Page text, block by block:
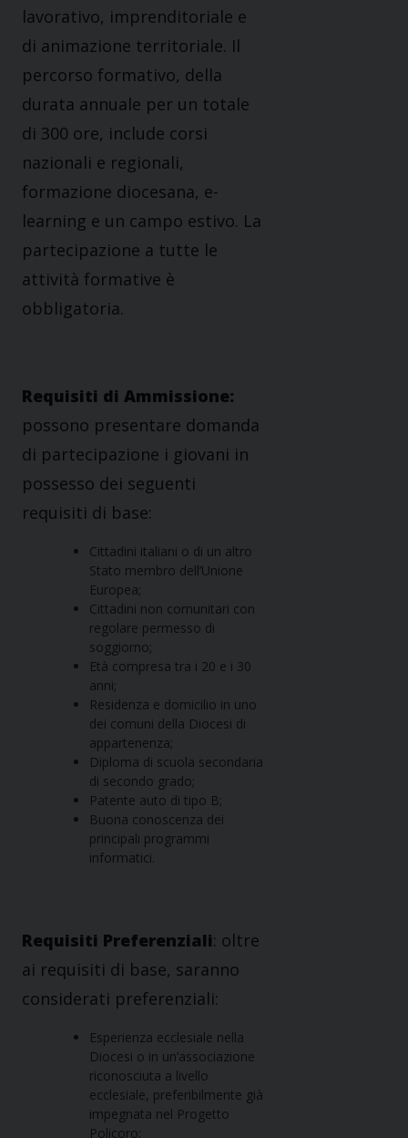
lavorativo, imprenditoriale e
di animazione territoriale. Il
percorso formativo, della
durata annuale per un totale
di 300 ore, include corsi
nazionali e regionali,
formazione diocesana, e-
learning e un campo estivo. La
partecipazione a tutte le
attività formative è
obbligatoria.
Requisiti di Ammissione:
possono presentare domanda
di partecipazione i giovani in
possesso dei seguenti
requisiti di base:
Cittadini italiani o di un altro
Stato membro dell’Unione
Europea;
Cittadini non comunitari con
regolare permesso di
soggiorno;
Età compresa tra i 20 e i 30
anni;
Residenza e domicilio in uno
dei comuni della Diocesi di
appartenenza;
Diploma di scuola secondaria
di secondo grado;
Patente auto di tipo B;
Buona conoscenza dei
principali programmi
informatici.
Requisiti Preferenziali: oltre
ai requisiti di base, saranno
considerati preferenziali:
Esperienza ecclesiale nella
Diocesi o in un’associazione
riconosciuta a livello
ecclesiale, preferibilmente già
impegnata nel Progetto
Policoro;